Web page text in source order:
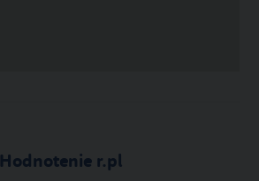
Hodnotenie r.pl